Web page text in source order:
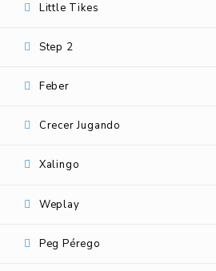
Little Tikes
Step 2
Feber
Crecer Jugando
Xalingo
Weplay
Peg Pérego
¡Un juguete ideal
SÉ EL PRIMERO EN VALORAR
Tu dirección de correo electrónico